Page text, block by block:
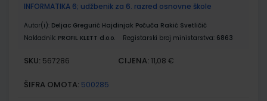
INFORMATIKA 6; udžbenik za 6. razred osnovne škole
Autor(i): Deljac Gregurić Hajdinjak Počuča Rakić Svetličić
Nakladnik: PROFIL KLETT d.o.o. Registarski broj ministarstva: 6863
SKU: 567286 CIJENA: 11,08 €
ŠIFRA OMOTA: 500285